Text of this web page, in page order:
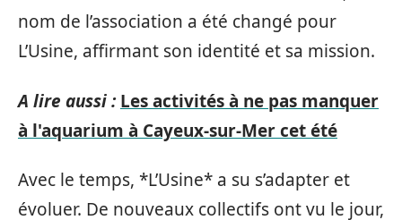
nom de l’association a été changé pour
L’Usine, affirmant son identité et sa mission.
A lire aussi : Les activités à ne pas manquer
à l'aquarium à Cayeux-sur-Mer cet été
Avec le temps, *L’Usine* a su s’adapter et
évoluer. De nouveaux collectifs ont vu le jour,